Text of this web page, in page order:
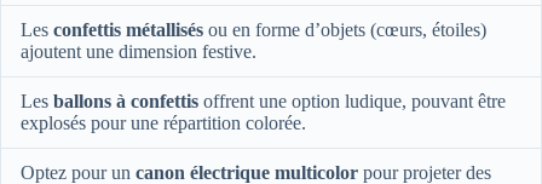
Les confettis métallisés ou en forme d’objets (cœurs, étoiles)
ajoutent une dimension festive.
Les ballons à confettis offrent une option ludique, pouvant être
explosés pour une répartition colorée.
Optez pour un canon électrique multicolor pour projeter des